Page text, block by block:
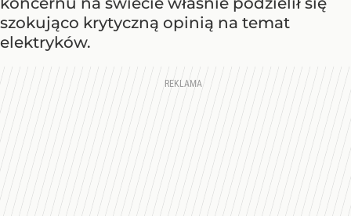
szokująco krytyczną opinią na temat
elektryków.